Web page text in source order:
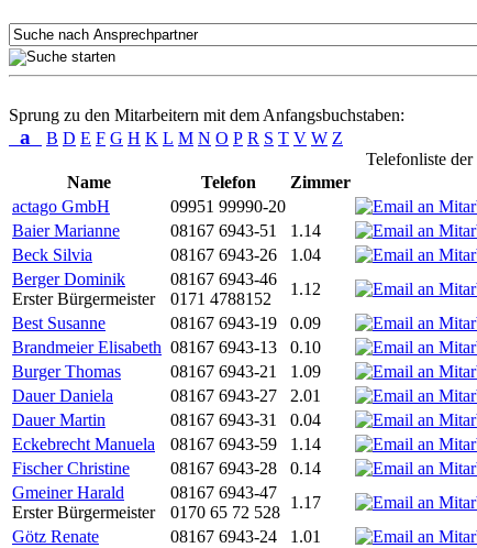
Sprung zu den Mitarbeitern mit dem Anfangsbuchstaben:
a B D E F G H K L M N O P R S T V W Z
Telefonliste
Name
Telefon Zimmer
actago GmbH
09951 99990-20
Baier Marianne
08167 6943-51 1.14
Beck Silvia
08167 6943-26 1.04
Berger Dominik
Erster Bürgermeister
08167 6943-46
0171 4788152
1.12
Best Susanne
08167 6943-19 0.09
Brandmeier Elisabeth 08167 6943-13 0.10
Burger Thomas
08167 6943-21 1.09
Dauer Daniela
08167 6943-27 2.01
Dauer Martin
08167 6943-31 0.04
Eckebrecht Manuela
08167 6943-59 1.14
Fischer Christine
08167 6943-28 0.14
Gmeiner Harald
Erster Bürgermeister
08167 6943-47
0170 65 72 528
1.17
Götz Renate
08167 6943-24 1.01